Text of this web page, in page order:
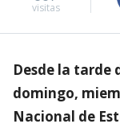
visitas
Desde la tarde
domingo,
Nacional de